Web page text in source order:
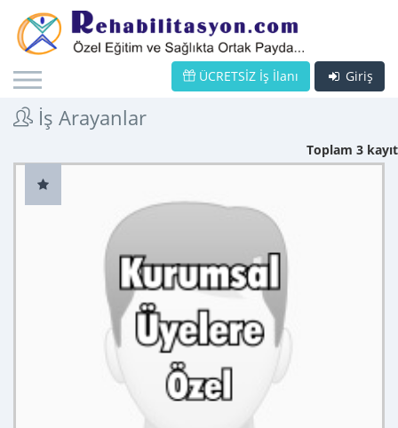
Giriş
ÜCRETSİZ İş İlanı
İş Arayanlar
Toplam 3 kayıt